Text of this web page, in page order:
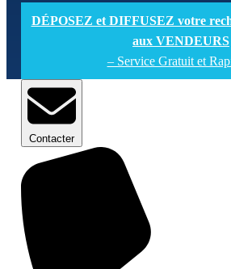
DÉPOSEZ et DIFFUSEZ votre
aux VENDEURS
– Service Gratuit et
Contacter